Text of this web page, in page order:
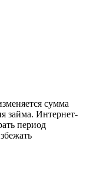
сумма
займа. Интернет-
период